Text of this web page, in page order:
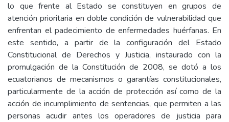
lo que frente al Estado se constituyen en grupos de
atención prioritaria en doble condición de vulnerabilidad que
enfrentan el padecimiento de enfermedades huérfanas. En
este sentido, a partir de la configuración del Estado
Constitucional de Derechos y Justicia, instaurado con la
promulgación de la Constitución de 2008, se dotó a los
ecuatorianos de mecanismos o garantías constitucionales,
particularmente de la acción de protección así como de la
acción de incumplimiento de sentencias, que permiten a las
personas acudir antes los operadores de justicia para